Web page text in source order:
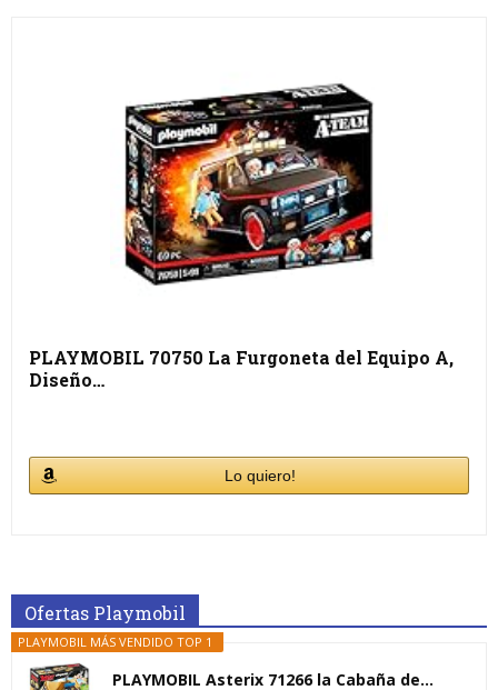
PLAYMOBIL 70750 La Furgoneta del Equipo A,
Diseño…
Lo quiero!
Ofertas Playmobil
PLAYMOBIL MÁS VENDIDO TOP 1
PLAYMOBIL Asterix 71266 la Cabaña de...